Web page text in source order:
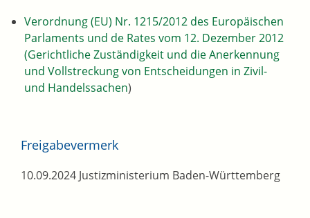
Verordnung (EU) Nr. 1215/2012 des Europäischen
Parlaments und de Rates vom 12. Dezember 2012
(Gerichtliche Zuständigkeit und die Anerkennung
und Vollstreckung von Entscheidungen in Zivil-
und Handelssachen)
Freigabevermerk
10.09.2024 Justizministerium Baden-Württemberg